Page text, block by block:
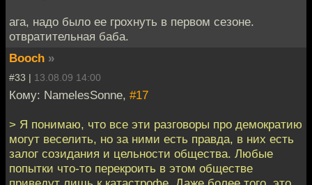
ага, надо было ее грохнуть в первом сезоне.
отвратительная баба.
Booch »
#33 | 13.08.09 14:00
Кому: NamelesSonne, #17
> Я понимаю, что все эти разговоры про демократию
могут веселить, но за ними есть правда, в них есть
залог созидания и цельности общества. Любые
попытки что-то перекроить в этом обществе